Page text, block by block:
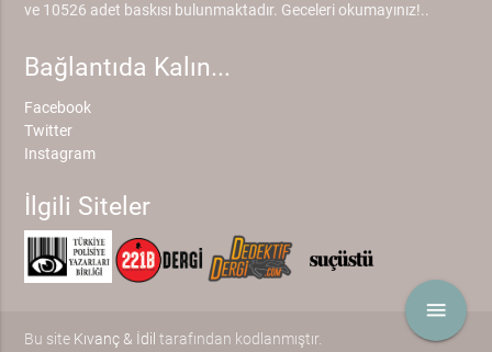
menu
ve 10526 adet baskısı bulunmaktadır. Geceleri okumayınız!..
Bağlantıda Kalın...
Facebook
Twitter
Instagram
İlgili Siteler
Bu site Kıvanç & İdil tarafından kodlanmıştır.